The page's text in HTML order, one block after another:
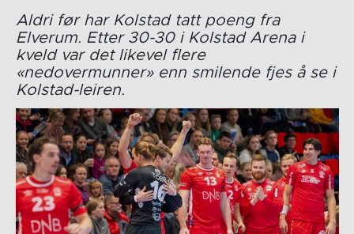
Aldri før har Kolstad tatt poeng fra
Elverum. Etter 30-30 i Kolstad Arena i
kveld var det likevel flere
«nedovermunner» enn smilende fjes å se i
Kolstad-leiren.